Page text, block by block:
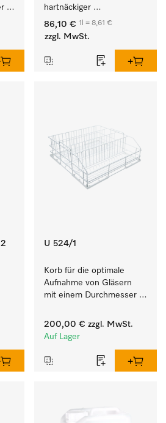
hartnäckiger
Anschmutzungen von
Geschirr, Besteck und
86,10 € 1l = 8,61 €
zzgl. MwSt.
U 524/1
Korb für die optimale
Aufnahme von Gläsern
mit einem Durchmesser
200,00 € zzgl. MwSt.
Auf Lager